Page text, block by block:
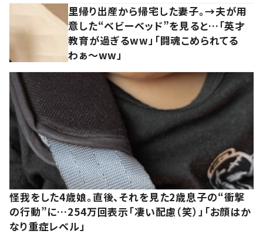
里帰り出産から帰宅した妻子。→夫が用
意した“ベビーベッド”を見ると…「英才
教育が過ぎるww」「闘魂こめられてる
わぁ～ww」
怪我をした4歳娘。直後、それを見た2歳息子の“衝撃
の行動”に…254万回表示「凄い配慮（笑）」「お顔はか
なり重症レベル」